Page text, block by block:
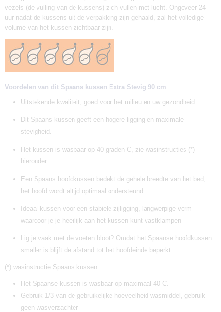
vezels (de vulling van de kussens) zich vullen met lucht. Ongeveer 24
uur nadat de kussens uit de verpakking zijn gehaald, zal het volledige
volume van het kussen zichtbaar zijn.
Voordelen van dit Spaans kussen Extra Stevig 90 cm
Uitstekende kwaliteit, goed voor het milieu en uw gezondheid
Dit Spaans kussen geeft een hogere ligging en maximale
stevigheid.
Het kussen is wasbaar op 40 graden C, zie wasinstructies (*)
hieronder
Een Spaans hoofdkussen bedekt de gehele breedte van het bed,
het hoofd wordt altijd optimaal ondersteund.
Ideaal kussen voor een stabiele zijligging, langwerpige vorm
waardoor je je heerlijk aan het kussen kunt vastklampen
Lig je vaak met de voeten bloot? Omdat het Spaanse hoofdkussen
smaller is blijft de afstand tot het hoofdeinde beperkt
(*) wasinstructie Spaans kussen:
Het Spaanse kussen is wasbaar op maximaal 40 C.
Gebruik 1/3 van de gebruikelijke hoeveelheid wasmiddel, gebruik
geen wasverzachter